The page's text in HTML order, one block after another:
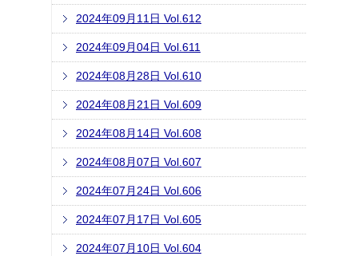
2024年09月11日 Vol.612
2024年09月04日 Vol.611
2024年08月28日 Vol.610
2024年08月21日 Vol.609
2024年08月14日 Vol.608
2024年08月07日 Vol.607
2024年07月24日 Vol.606
2024年07月17日 Vol.605
2024年07月10日 Vol.604